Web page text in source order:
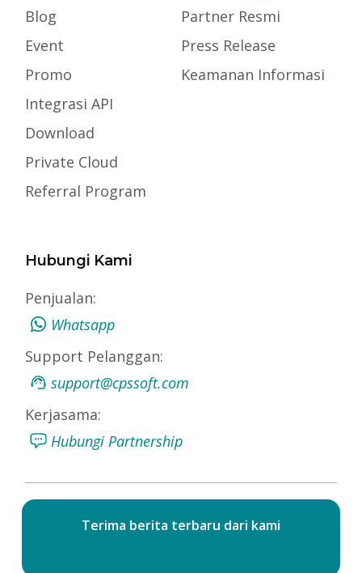
Blog
Event
Promo
Integrasi API
Download
Private Cloud
Referral Program
Partner Resmi
Press Release
Keamanan Informasi
Hubungi Kami
Penjualan:
Whatsapp
Support Pelanggan:
support@cpssoft.com
Kerjasama:
Hubungi Partnership
Terima berita terbaru dari kami